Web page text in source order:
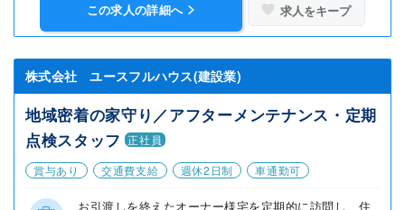
この求人の詳細へ 求人をキープ
株式会社 ユースフルハウス(建設業)
地域密着の家守り／アフターメンテナンス・定期
点検スタッフ 正社員
賞与あり
交通費支給 週休2日制 車通勤可
お引渡しを終えたオーナー様宅を定期的に訪問し、住